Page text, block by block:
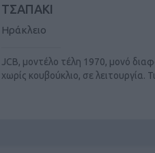
ΤΣΑΠΑΚΙ
Ηράκλειο
JCB, μοντέλο τέλη 1970, μονό
χωρίς κουβούκλιο, σε λειτουργία.